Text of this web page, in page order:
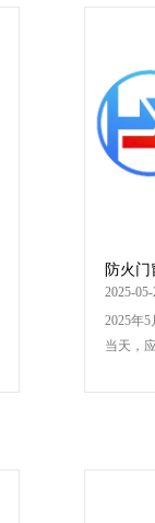
防火门
江永康
2025-05-
2025年
当天，应